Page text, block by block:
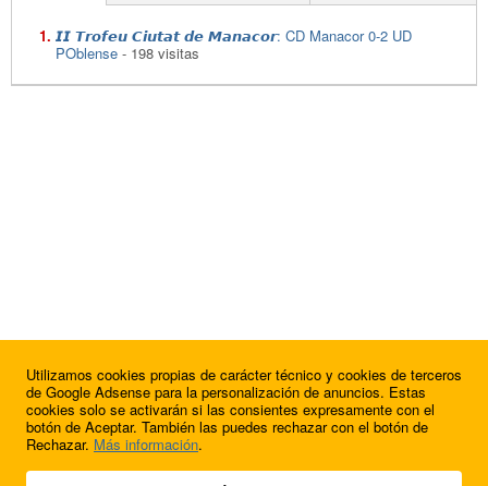
𝙄𝙄 𝙏𝙧𝙤𝙛𝙚𝙪 𝘾𝙞𝙪𝙩𝙖𝙩 𝙙𝙚 𝙈𝙖𝙣𝙖𝙘𝙤𝙧: CD Manacor 0-2 UD
POblense - 198 visitas
© 2009 - 2026 Soluciones Corporativas IP, SL.
Utilizamos cookies propias de carácter técnico y cookies de terceros
de Google Adsense para la personalización de anuncios. Estas
cookies solo se activarán si las consientes expresamente con el
botón de Aceptar. También las puedes rechazar con el botón de
Rechazar. Más información.